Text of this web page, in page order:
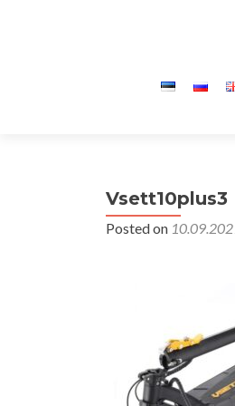
Vsett10plus3
Posted on